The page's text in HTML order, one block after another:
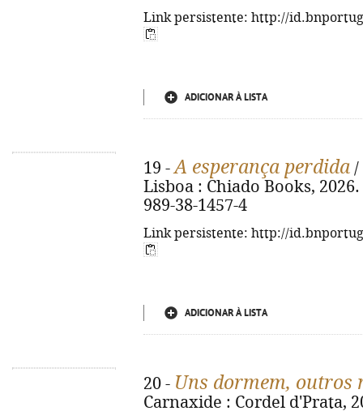
Link persistente: http://
ADICIONAR À LISTA
19 -A esperança perdida /
Lisboa : Chiado Books,
989-38-1457-4
Link persistente: http://
ADICIONAR À LISTA
20 - Uns dormem, outros
Carnaxide : Cordel d'Prata,